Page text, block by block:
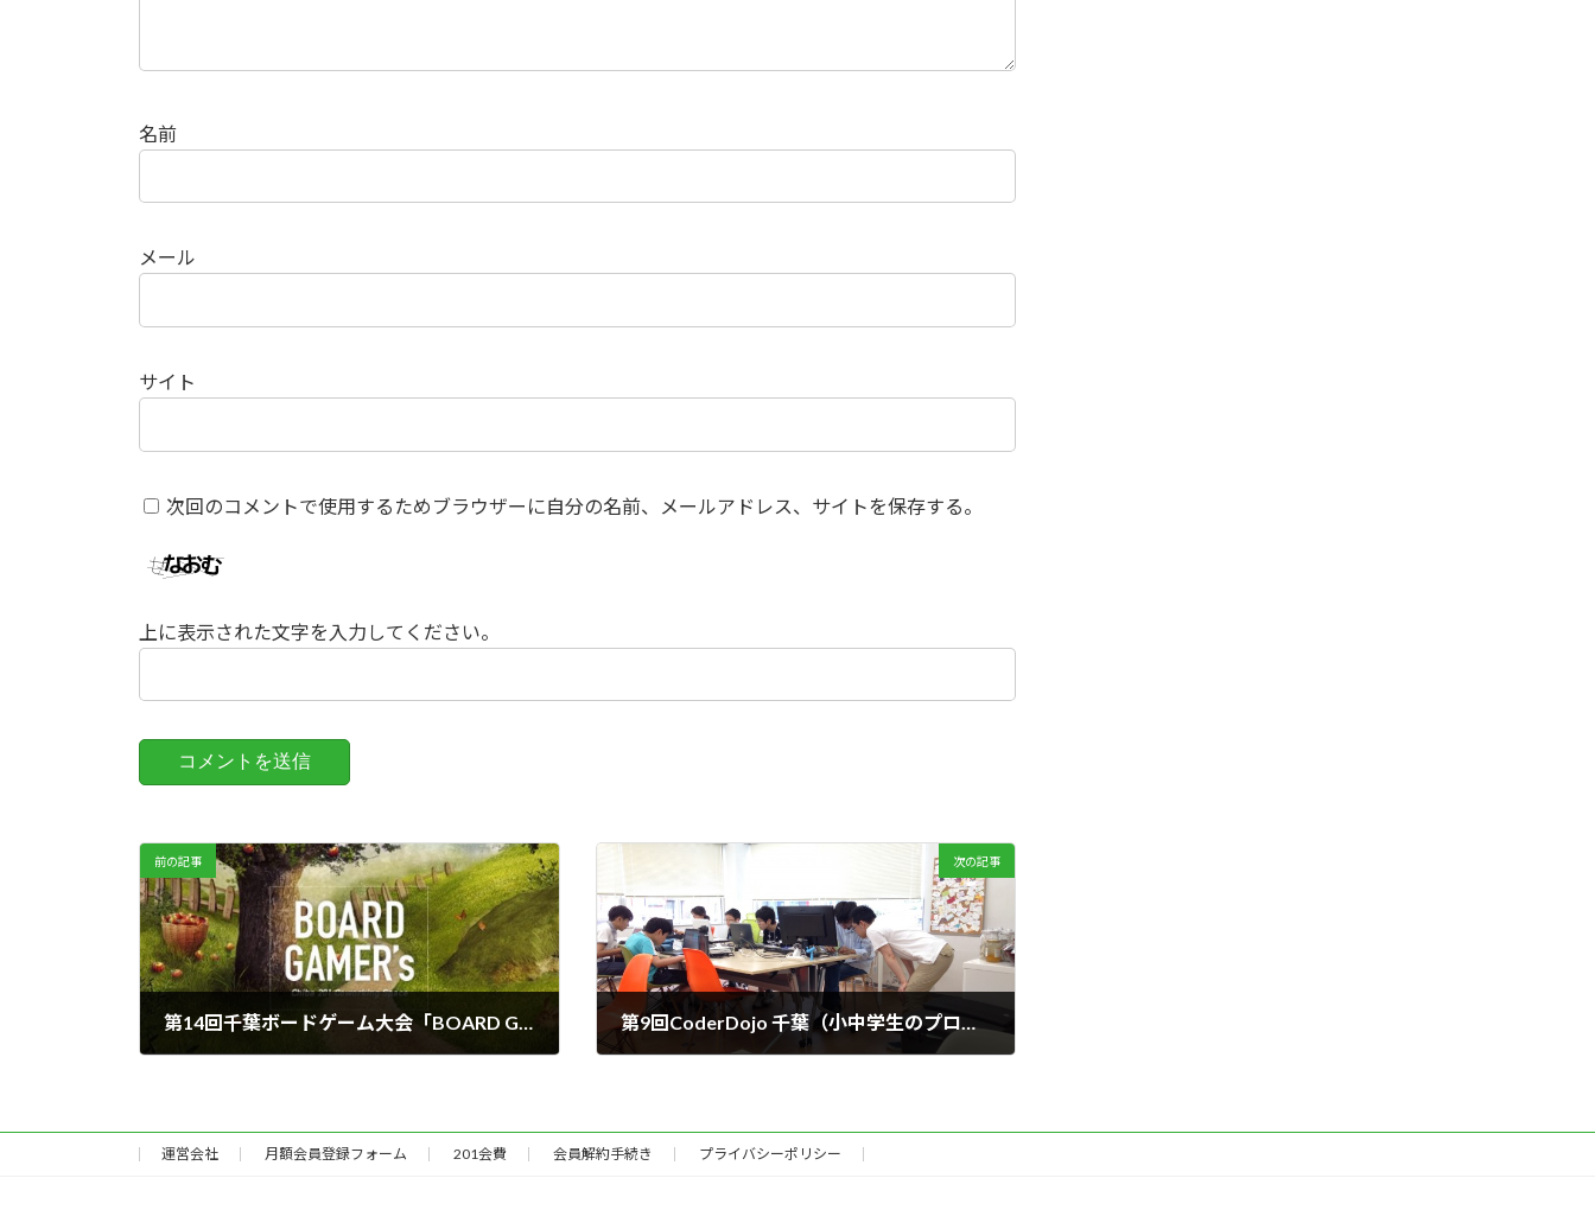
名前
メール
サイト
次回のコメントで使用するためブラウザーに自分の名前、メールアドレス、サイトを保存する。
上に表示された文字を入力してください。
前の記事
第14回千葉ボードゲーム大会「BOARD GAMER'S 」
次の記事
第9回CoderDojo 千葉（小中学生のプログラミング教室）
運営会社 月額会員登録フォーム 201会費 会員解約手続き プライバシーポリシー